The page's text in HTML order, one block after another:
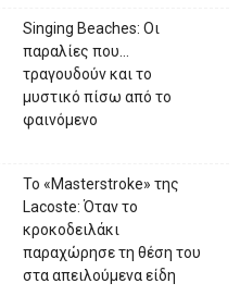
Singing Beaches: Οι
παραλίες που…
τραγουδούν και το
μυστικό πίσω από το
φαινόμενο
Το «Masterstroke» της
Lacoste: Όταν το
κροκοδειλάκι
παραχώρησε τη θέση του
στα απειλούμενα είδη